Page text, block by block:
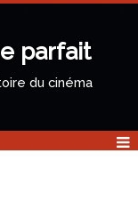
parfait
du cinéma